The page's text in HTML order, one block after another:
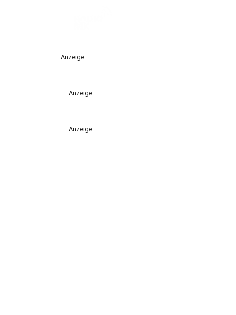
Anzeige
Anzeige
Anzeige